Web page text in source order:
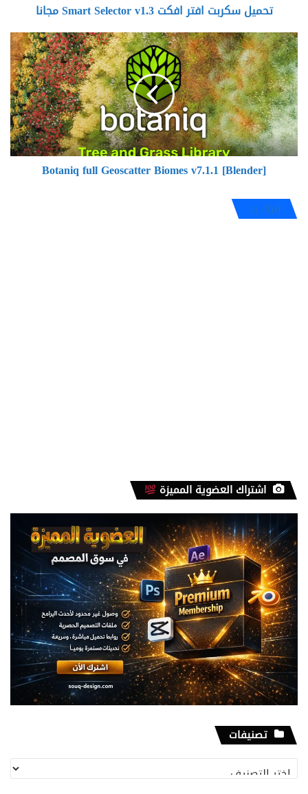
تحميل سكربت افتر افكت Smart Selector v1.3 مجانا
Botaniq
full
Geoscatter
Biomes
v7.1.1
[Blender]
Botaniq full Geoscatter Biomes v7.1.1 [Blender]
اترك رد
اشتراك العضوية المميزة
تصنيفات
تصنيفات